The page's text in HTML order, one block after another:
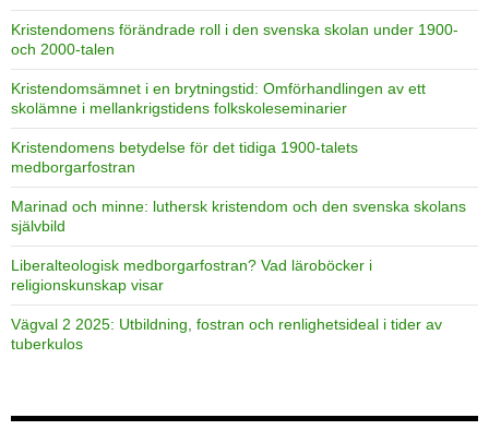
Kristendomens förändrade roll i den svenska skolan under 1900-
och 2000-talen
Kristendomsämnet i en brytningstid: Omförhandlingen av ett
skolämne i mellankrigstidens folkskoleseminarier
Kristendomens betydelse för det tidiga 1900-talets
medborgarfostran
Marinad och minne: luthersk kristendom och den svenska skolans
självbild
Liberalteologisk medborgarfostran? Vad läroböcker i
religionskunskap visar
Vägval 2 2025: Utbildning, fostran och renlighetsideal i tider av
tuberkulos